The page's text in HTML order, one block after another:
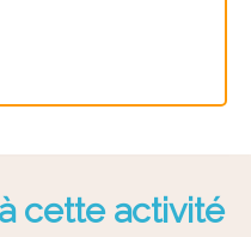
cette activité